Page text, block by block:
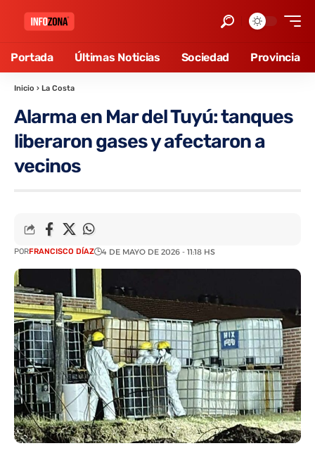
Portada Últimas Noticias Sociedad Provincia
Inicio › La Costa
Alarma en Mar del Tuyú: tanques
liberaron gases y afectaron a
vecinos
PORFRANCISCO DÍAZ 4 DE MAYO DE 2026 - 11:18 HS